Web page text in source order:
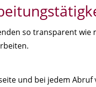
so transparent wie
und bei jedem